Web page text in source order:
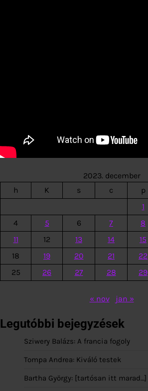
2023. december
h
K s c p
1
4
5 6 7 8
11
12 13 14 15
18
19 20 21 22
25
26 27 28 29
« nov jan »
Legutóbbi bejegyzések
Sziwery Balázs: A francia fogoly
Tompa Andrea: Kiváló testek
Bartha György: [tartósan itt marad…]